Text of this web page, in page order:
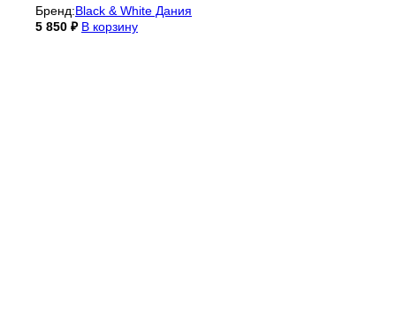
Бренд:Black & White Дания
5 850 ₽ В корзину